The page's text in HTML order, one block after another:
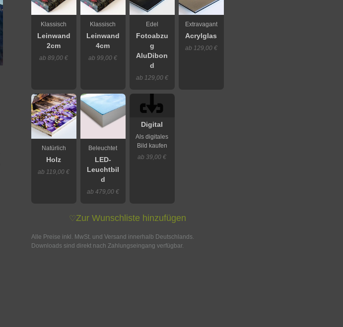
Klassisch
Leinwand
2cm
ab 89,00 €
Klassisch
Leinwand
4cm
ab 99,00 €
Edel
Fotoabzu
g
AluDibon
d
ab 129,00 €
Extravagant
Acrylglas
ab 129,00 €
Natürlich
Holz
ab 119,00 €
Beleuchtet
LED-
Leuchtbil
d
ab 479,00 €
Digital
Als digitales
Bild kaufen
ab 39,00 €
♡Zur Wunschliste hinzufügen
Alle Preise inkl. MwSt. und Versand innerhalb Deutschlands.
Downloads sind direkt nach Zahlungseingang verfügbar.